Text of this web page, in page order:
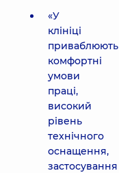
«У
клініці
приваблюють
комфортні
умови
праці,
високий
рівень
технічного
оснащення,
застосування